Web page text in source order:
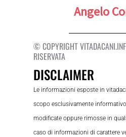
Angelo
© COPYRIGHT
RISERVATA
DISCLAIMER
Le informazioni esposte in
scopo esclusivamente
modificate oppure rimosse in
caso di informazioni di carattere